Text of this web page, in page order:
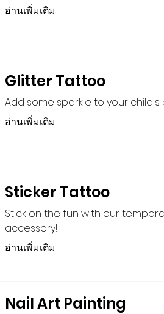
อ่านเพิ่มเติม
Glitter Tattoo
Add some sparkle to your
อ่านเพิ่มเติม
Sticker Tattoo
Stick on the fun with our
accessory!
อ่านเพิ่มเติม
Nail Art Painting